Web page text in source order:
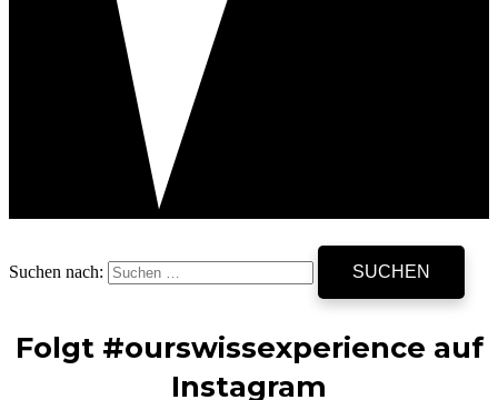
Suchen nach:
Folgt #ourswissexperience auf
Instagram